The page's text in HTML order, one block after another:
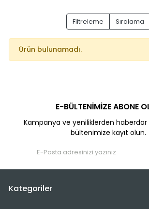
Filtreleme Sıralama
Ürün bulunamadı.
E-BÜLTENİMİZE ABONE
Kampanya ve yeniliklerden
bültenimize kayıt olun.
Kategoriler